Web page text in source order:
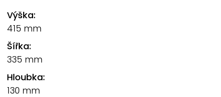
Výška:
415 mm
Šířka:
335 mm
Hloubka:
130 mm